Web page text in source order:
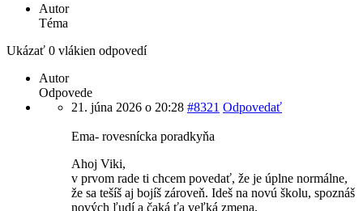
Autor
Téma
Ukázať 0 vlákien odpovedí
Autor
Odpovede
21. júna 2026 o 20:28 #8321 Odpovedať
Ema- rovesnícka poradkyňa
Ahoj Viki,
v prvom rade ti chcem povedať, že je úplne normálne,
že sa tešíš aj bojíš zároveň. Ideš na novú školu, spoznáš
nových ľudí a čaká ťa veľká zmena.